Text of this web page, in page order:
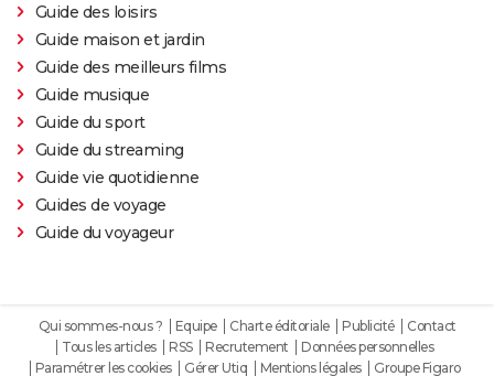
Guide des loisirs
Guide maison et jardin
Guide des meilleurs films
Guide musique
Guide du sport
Guide du streaming
Guide vie quotidienne
Guides de voyage
Guide du voyageur
Qui sommes-nous ? Equipe Charte éditoriale Publicité
Contact
Tous les articles
RSS Recrutement
Données personnelles
Paramétrer les cookies
Gérer Utiq Mentions légales Groupe Figaro